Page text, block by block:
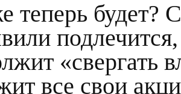
теперь будет?
«свергать
все свои